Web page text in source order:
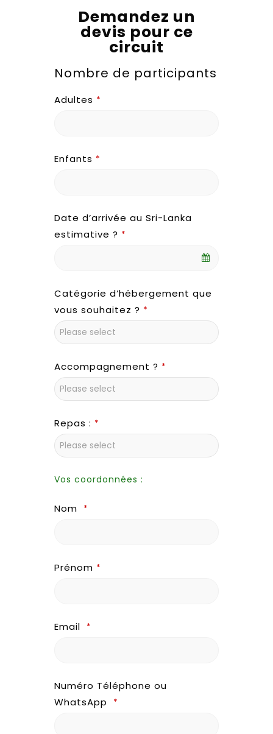
Demandez un
devis pour ce
circuit
Nombre de participants
Adultes *
Enfants *
Date d’arrivée au Sri-Lanka
estimative ? *
Catégorie d’hébergement que
vous souhaitez ? *
Accompagnement ? *
Repas : *
Vos coordonnées :
Nom *
Prénom *
Email *
Numéro Téléphone ou
WhatsApp
*